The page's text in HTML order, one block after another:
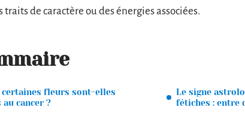
de caractère ou des énergies associées.
certaines fleurs sont-elles
au cancer ?
Le signe
fétiches : entre